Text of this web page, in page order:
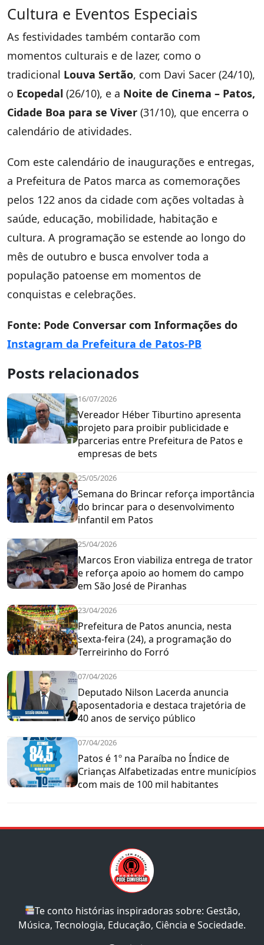
Cultura e Eventos Especiais
As festividades também contarão com
momentos culturais e de lazer, como o
tradicional Louva Sertão, com Davi Sacer (24/10),
o Ecopedal (26/10), e a Noite de Cinema – Patos,
Cidade Boa para se Viver (31/10), que encerra o
calendário de atividades.
Com este calendário de inaugurações e entregas,
a Prefeitura de Patos marca as comemorações
pelos 122 anos da cidade com ações voltadas à
saúde, educação, mobilidade, habitação e
cultura. A programação se estende ao longo do
mês de outubro e busca envolver toda a
população patoense em momentos de
conquistas e celebrações.
Fonte: Pode Conversar com Informações do
Instagram da Prefeitura de Patos-PB
Posts relacionados
16/07/2026
Vereador Héber Tiburtino apresenta
projeto para proibir publicidade e
parcerias entre Prefeitura de Patos e
empresas de bets
25/05/2026
Semana do Brincar reforça importância
do brincar para o desenvolvimento
infantil em Patos
25/04/2026
Marcos Eron viabiliza entrega de trator
e reforça apoio ao homem do campo
em São José de Piranhas
23/04/2026
Prefeitura de Patos anuncia, nesta
sexta-feira (24), a programação do
Terreirinho do Forró
07/04/2026
Deputado Nilson Lacerda anuncia
aposentadoria e destaca trajetória de
40 anos de serviço público
07/04/2026
Patos é 1º na Paraíba no Índice de
Crianças Alfabetizadas entre municípios
com mais de 100 mil habitantes
Te conto histórias inspiradoras sobre: Gestão,
Música, Tecnologia, Educação, Ciência e Sociedade.